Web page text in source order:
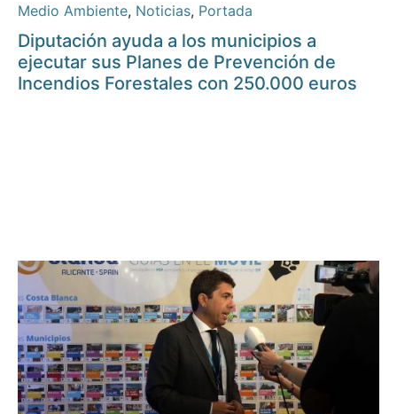
Medio Ambiente, Noticias, Portada
Diputación ayuda a los municipios a
ejecutar sus Planes de Prevención de
Incendios Forestales con 250.000 euros